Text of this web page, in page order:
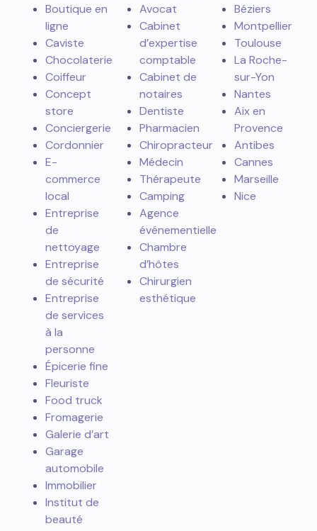
Boutique en
ligne
Caviste
Chocolaterie
Coiffeur
Concept
store
Conciergerie
Cordonnier
E-
commerce
local
Entreprise
de
nettoyage
Entreprise
de sécurité
Entreprise
de services
à la
personne
Épicerie fine
Fleuriste
Food truck
Fromagerie
Galerie d’art
Garage
automobile
Immobilier
Institut de
beauté
Avocat
Cabinet
d’expertise
comptable
Cabinet de
notaires
Dentiste
Pharmacien
Chiropracteur
Médecin
Thérapeute
Camping
Agence
événementielle
Chambre
d’hôtes
Chirurgien
esthétique
Béziers
Montpellier
Toulouse
La Roche-
sur-Yon
Nantes
Aix en
Provence
Antibes
Cannes
Marseille
Nice